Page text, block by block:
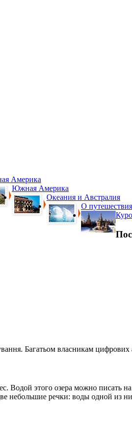
Америка
Южная Америка
Океания и Австралия
О
Багатьом власникам цифрових
этого озера можно писать
небольшие речки: воды одной из